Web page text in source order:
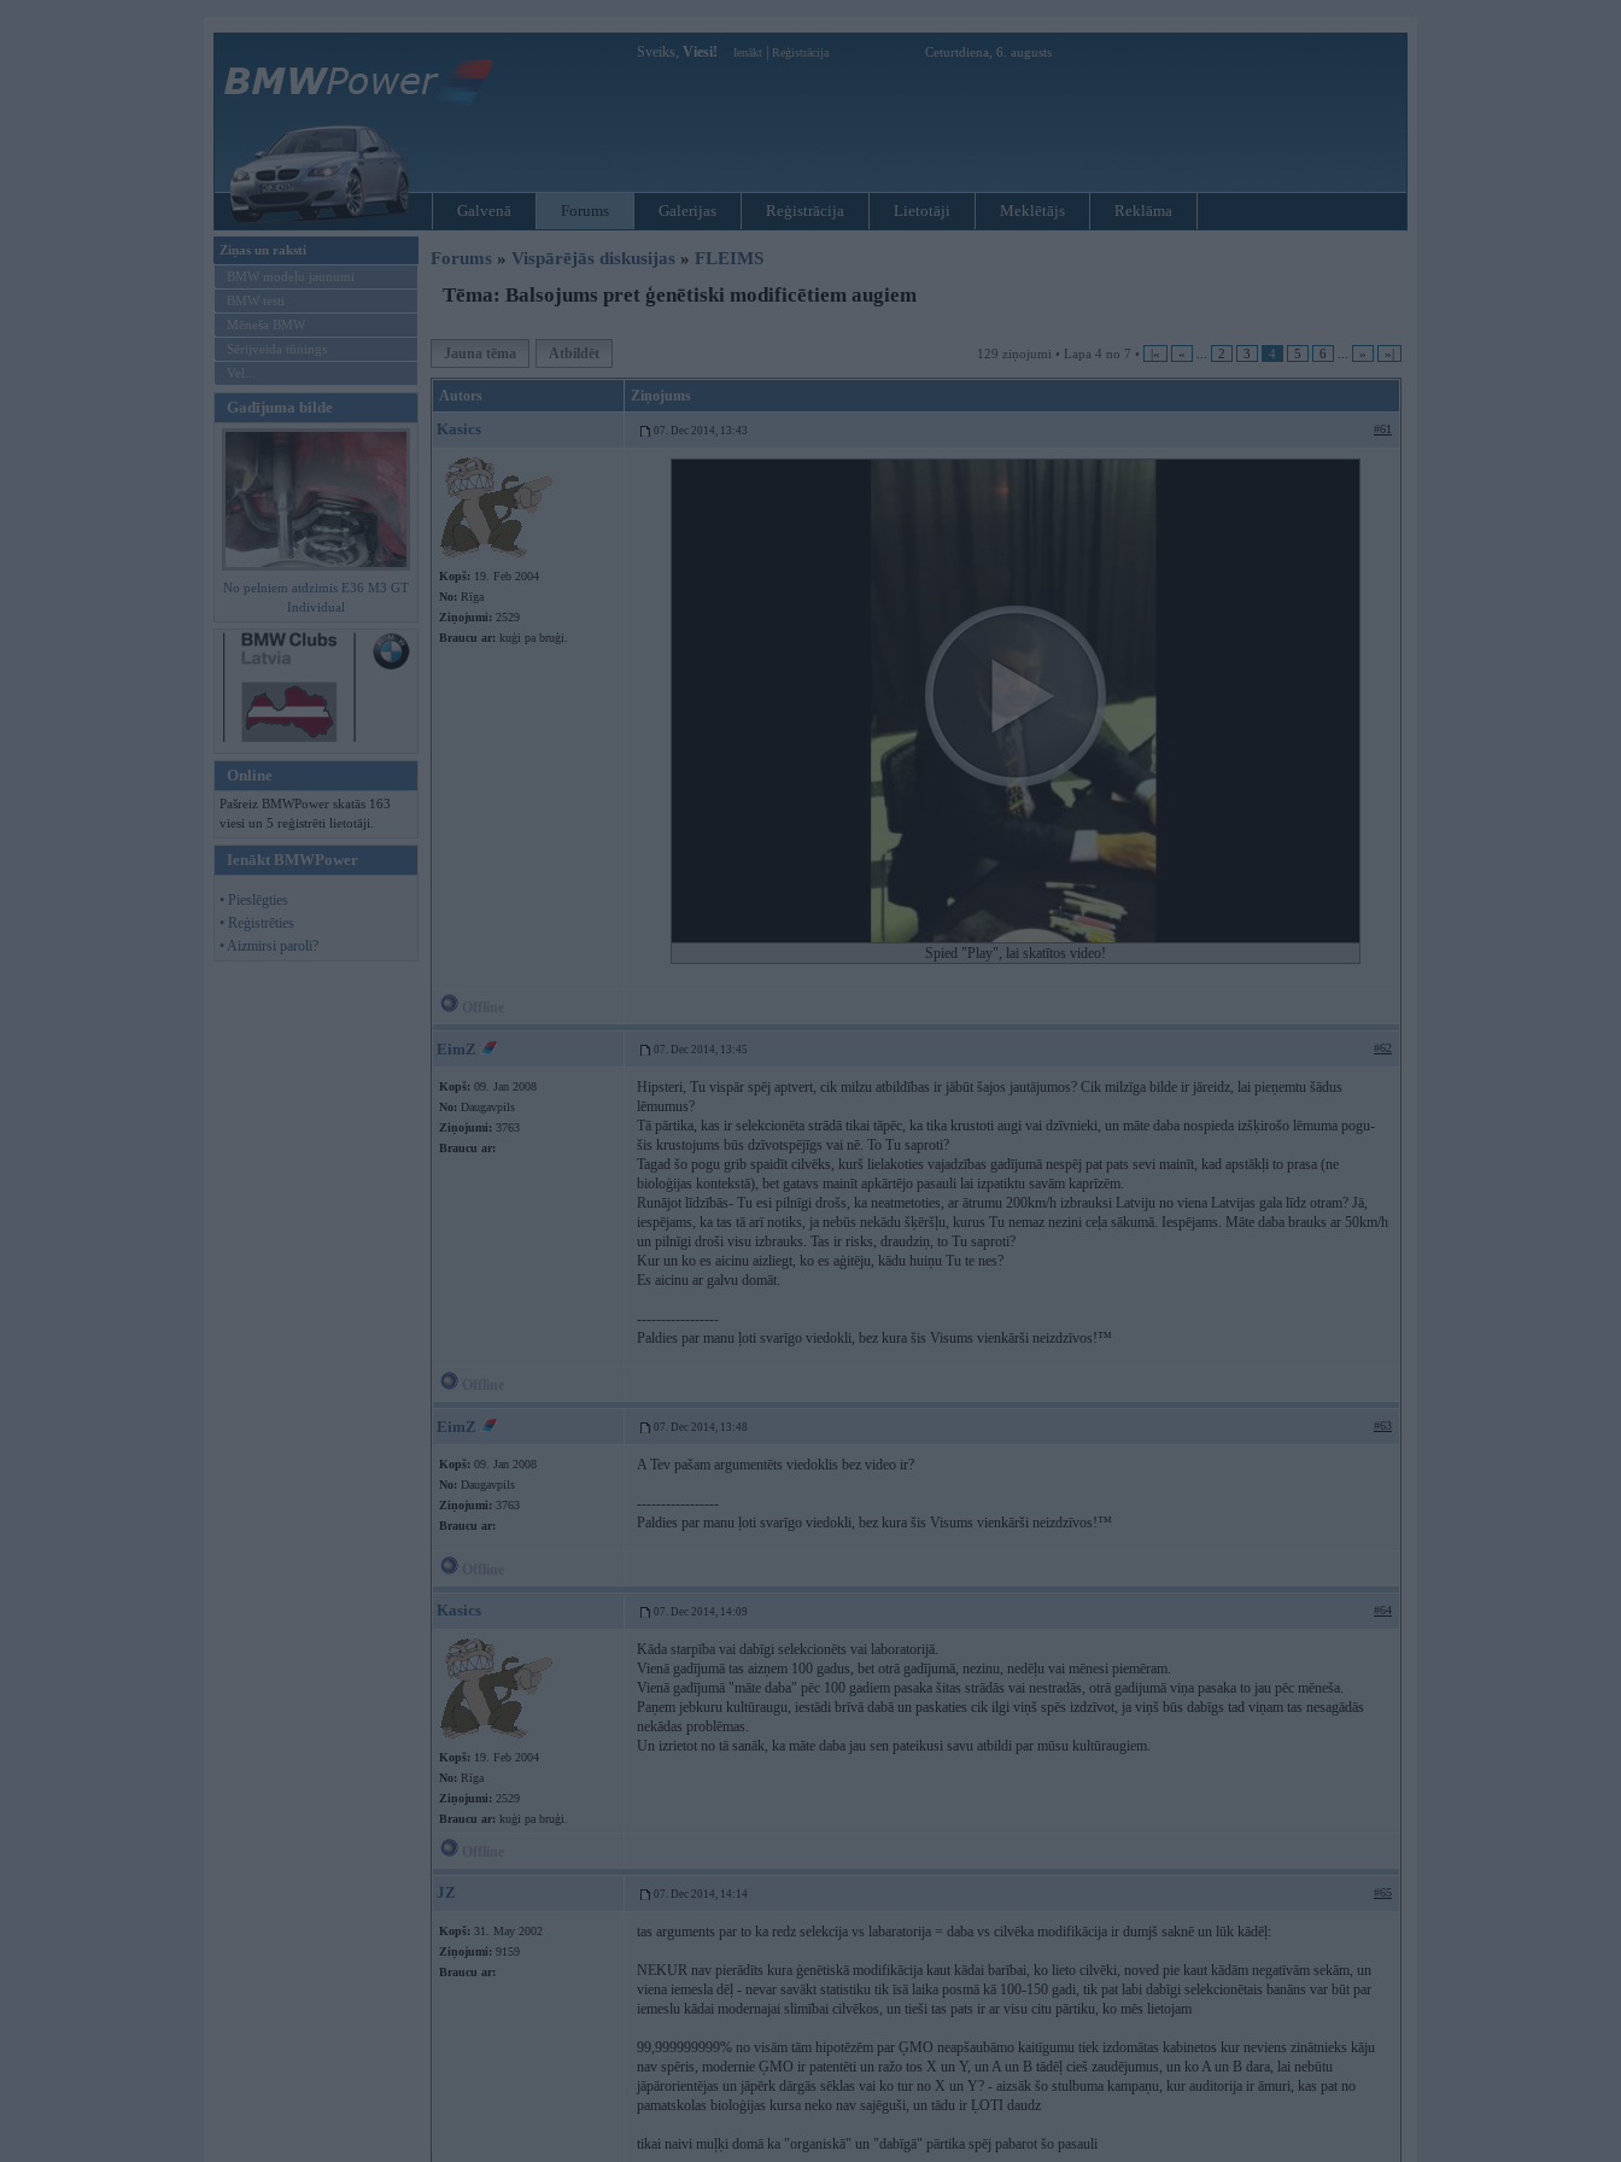
Sveiks, Viesi! Ienākt Reģistrācija Ceturtdiena, 6. augusts
Galvenā Forums Galerijas Reģistrācija Lietotāji Meklētājs Reklāma
Ziņas un raksti
BMW modeļu jaunumi
BMW testi
Mēneša BMW
Sērijveida tūnings
Vel...
Gadījuma bilde
No pelniem atdzimis E36 M3 GT
Individual
Online
Pašreiz BMWPower skatās 163
viesi un 5 reģistrēti lietotāji.
Ienākt BMWPower
• Pieslēgties
• Reģistrēties
• Aizmirsi paroli?
Forums » Vispārējās diskusijas » FLEIMS
Tēma: Balsojums pret ģenētiski modificētiem augiem
Jauna tēma Atbildēt 129 ziņojumi • Lapa 4 no 7 • |« « 2 3 4 5 6 » »|
Autors Ziņojums
Kasics 07. Dec 2014, 13:43 #61
Kopš: 19. Feb 2004
No: Rīga
Ziņojumi: 2529
Braucu ar: kuģi pa bruģi.
Spied "Play", lai skatītos video!
EimZ 07. Dec 2014, 13:45 #62
Kopš: 09. Jan 2008
No: Daugavpils
Ziņojumi: 3763
Braucu ar:
Hipsteri, Tu vispār spēj aptvert, cik milzu atbildības ir jābūt šajos jautājumos? Cik milzīga bilde ir jāreidz, lai pieņemtu šādus
lēmumus?
Tā pārtika, kas ir selekcionēta strādā tikai tāpēc, ka tika krustoti augi vai dzīvnieki, un māte daba nospieda izšķirošo lēmuma pogu-
šis krustojums būs dzīvotspējīgs vai nē. To Tu saproti?
Tagad šo pogu grib spaidīt cilvēks, kurš lielakoties vajadzības gadījumā nespēj pat pats sevi mainīt, kad apstākļi to prasa (ne
bioloģijas kontekstā), bet gatavs mainīt apkārtējo pasauli lai izpatiktu savām kaprīzēm.
Runājot līdzībās- Tu esi pilnīgi drošs, ka neatmetoties, ar ātrumu 200km/h izbrauksi Latviju no viena Latvijas gala līdz otram? Jā,
iespējams, ka tas tā arī notiks, ja nebūs nekādu šķēršļu, kurus Tu nemaz nezini ceļa sākumā. Iespējams. Māte daba brauks ar 50km/h
un pilnīgi droši visu izbrauks. Tas ir risks, draudziņ, to Tu saproti?
Kur un ko es aicinu aizliegt, ko es aģitēju, kādu huiņu Tu te nes?
Es aicinu ar galvu domāt.
-----------------
Paldies par manu ļoti svarīgo viedokli, bez kura šis Visums vienkārši neizdzīvos!™
EimZ 07. Dec 2014, 13:48 #63
Kopš: 09. Jan 2008
No: Daugavpils
Ziņojumi: 3763
Braucu ar:
A Tev pašam argumentēts viedoklis bez video ir?
-----------------
Paldies par manu ļoti svarīgo viedokli, bez kura šis Visums vienkārši neizdzīvos!™
Kasics 07. Dec 2014, 14:09 #64
Kopš: 19. Feb 2004
No: Rīga
Ziņojumi: 2529
Braucu ar: kuģi pa bruģi.
Kāda starpība vai dabīgi selekcionēts vai laboratorijā.
Vienā gadījumā tas aizņem 100 gadus, bet otrā gadījumā, nezinu, nedēļu vai mēnesi piemēram.
Vienā gadījumā "māte daba" pēc 100 gadiem pasaka šitas strādās vai nestradās, otrā gadijumā viņa pasaka to jau pēc mēneša.
Paņem jebkuru kultūraugu, iestādi brīvā dabā un paskaties cik ilgi viņš spēs izdzīvot, ja viņš būs dabīgs tad viņam tas nesagādās
nekādas problēmas.
Un izrietot no tā sanāk, ka māte daba jau sen pateikusi savu atbildi par mūsu kultūraugiem.
JZ 07. Dec 2014, 14:14 #65
Kopš: 31. May 2002
Ziņojumi: 9159
Braucu ar:
tas arguments par to ka redz selekcija vs labaratorija = daba vs cilvēka modifikācija ir dumjš saknē un lūk kādēļ:
NEKUR nav pierādīts kura ģenētiskā modifikācija kaut kādai barībai, ko lieto cilvēki, noved pie kaut kādām negatīvām sekām, un
viena iemesla dēļ - nevar savākt statistiku tik īsā laika posmā kā 100-150 gadi, tik pat labi dabīgi selekcionētais banāns var būt par
iemeslu kādai modernajai slimībai cilvēkos, un tieši tas pats ir ar visu citu pārtiku, ko mēs lietojam
99,999999999% no visām tām hipotēzēm par ĢMO neapšaubāmo kaitīgumu tiek izdomātas kabinetos kur neviens zinātnieks kāju
nav spēris, modernie ĢMO ir patentēti un ražo tos X un Y, un A un B tādēļ cieš zaudējumus, un ko A un B dara, lai nebūtu
jāpārorientējas un jāpērk dārgās sēklas vai ko tur no X un Y? - aizsāk šo stulbuma kampaņu, kur auditorija ir āmuri, kas pat no
pamatskolas bioloģijas kursa neko nav sajēguši, un tādu ir ĻOTI daudz
tikai naivi muļķi domā ka "organiskā" un "dabīgā" pārtika spēj pabarot šo pasauli